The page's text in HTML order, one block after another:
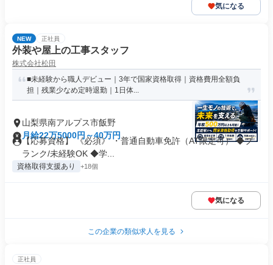
気になる
NEW 正社員
外装や屋上の工事スタッフ
株式会社松田
■未経験から職人デビュー｜3年で国家資格取得｜資格費用全額負
担｜残業少なめ定時退勤｜1日体...
山梨県南アルプス市飯野
月給22万5000円～40万円
【応募資格】 《必須》 ・普通自動車免許（AT限定可） ◆ブ
ランク/未経験OK ◆学...
資格取得支援あり +18個
気になる
この企業の類似求人を見る
正社員